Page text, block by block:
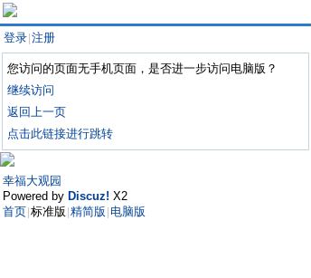
登录 注册
您访问的页面无手机页面，是否进一步访问电脑版？
继续访问
返回上一页
点击此链接进行跳转
幸福大观园
Powered by Discuz! X2
首页 标准版 精简版 电脑版